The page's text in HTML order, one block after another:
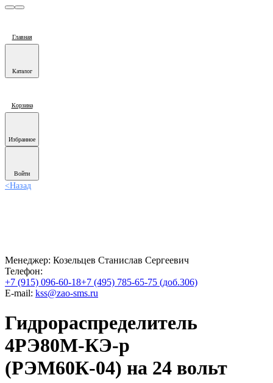
Главная
Каталог
Корзина
Избранное
Войти
<Назад
Менеджер: Козельцев Станислав Сергеевич
Телефон:
+7 (915) 096-60-18+7 (495) 785-65-75 (доб.306)
E-mail: kss@zao-sms.ru
Гидрораспределитель
4РЭ80М-КЭ-р
(РЭМ60К-04) на 24 вольт